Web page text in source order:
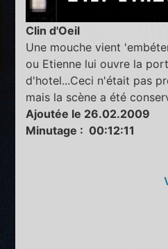
Clin d'Oeil
Une mouche vient
ou Etienne lui ouvre la
d'hotel...Ceci n'était pas
mais la scène a été
Ajoutée le 26.02.2009
Minutage : 00:12:11